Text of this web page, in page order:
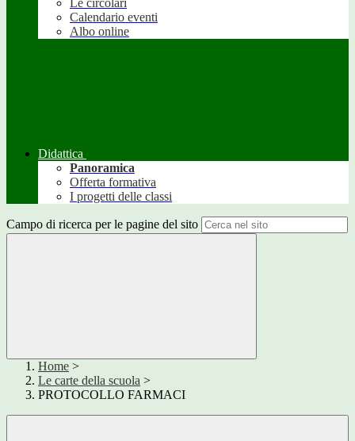
Le circolari
Calendario eventi
Albo online
Didattica
Panoramica
Offerta formativa
I progetti delle classi
Campo di ricerca per le pagine del sito
Home >
Le carte della scuola >
PROTOCOLLO FARMACI